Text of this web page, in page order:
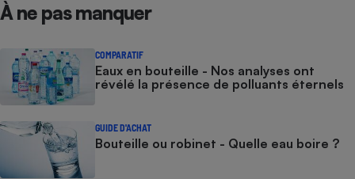
À ne pas manquer
COMPARATIF
Eaux en bouteille - Nos analyses ont
révélé la présence de polluants éternels
GUIDE D'ACHAT
Bouteille ou robinet - Quelle eau boire ?